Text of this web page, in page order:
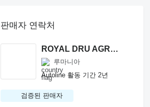
판매자 연락처
ROYAL DRU AGRO S.R.L.
루마니아
Autoline 활동 기간 2년
검증된 판매자